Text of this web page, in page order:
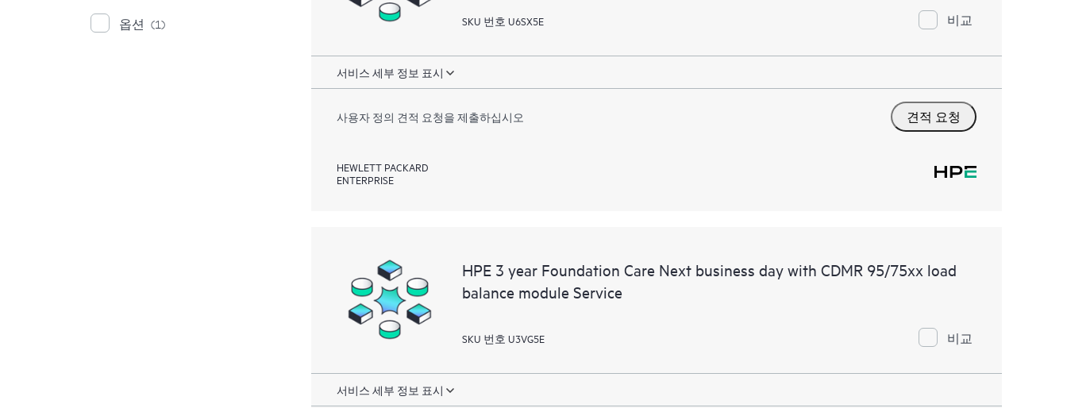
옵션 (1) SKU 번호 U6SX5E 비교
서비스 세부 정보 표시
사용자 정의 견적 요청을 제출하십시오 견적 요청
HEWLETT PACKARD
ENTERPRISE
HPE 3 year Foundation Care Next business day with CDMR 95/75xx load
balance module Service
SKU 번호 U3VG5E 비교
서비스 세부 정보 표시